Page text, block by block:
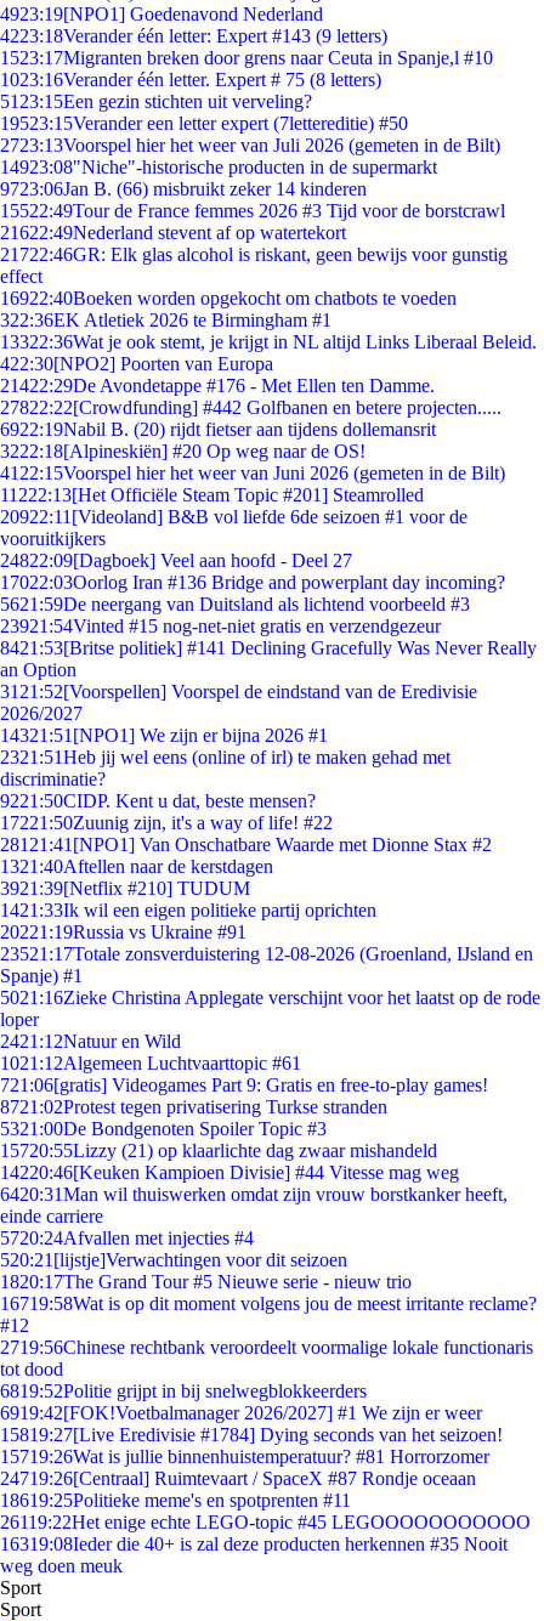
4923:19[NPO1] Goedenavond Nederland
4223:18Verander één letter: Expert #143 (9 letters)
1523:17Migranten breken door grens naar Ceuta in Spanje,l #10
1023:16Verander één letter. Expert # 75 (8 letters)
51 23:15Een gezin stichten uit verveling?
19523:15Verander een letter expert (7lettereditie) #50
2723:13Voorspel hier het weer van Juli 2026 (gemeten in de Bilt)
14923:08"Niche"-historische producten in de supermarkt
9723:06Jan B. (66) misbruikt zeker 14 kinderen
15522:49Tour de France femmes 2026 #3 Tijd voor de borstcrawl
21622:49Nederland stevent af op watertekort
21722:46GR: Elk glas alcohol is riskant, geen bewijs voor gunstig
effect
16922:40Boeken worden opgekocht om chatbots te voeden
322:36EK Atletiek 2026 te Birmingham #1
13322:36Wat je ook stemt, je krijgt in NL altijd Links Liberaal Beleid.
422:30[NPO2] Poorten van Europa
21422:29De Avondetappe #176 - Met Ellen ten Damme.
27822:22[Crowdfunding] #442 Golfbanen en betere projecten.....
6922:19Nabil B. (20) rijdt fietser aan tijdens dollemansrit
3222:18[Alpineskiën] #20 Op weg naar de OS!
41 22:15Voorspel hier het weer van Juni 2026 (gemeten in de Bilt)
11222:13[Het Officiële Steam Topic #201] Steamrolled
20922:11 [Videoland] B&B vol liefde 6de seizoen #1 voor de
vooruitkijkers
24822:09[Dagboek] Veel aan hoofd - Deel 27
17022:03Oorlog Iran #136 Bridge and powerplant day incoming?
5621:59De neergang van Duitsland als lichtend voorbeeld #3
23921:54Vinted #15 nog-net-niet gratis en verzendgezeur
8421:53[Britse politiek] #141 Declining Gracefully Was Never Really
an Option
31 21:52[Voorspellen] Voorspel de eindstand van de Eredivisie
2026/2027
14321:51 [NPO1] We zijn er bijna 2026 #1
2321:51Heb jij wel eens (online of irl) te maken gehad met
discriminatie?
9221:50CIDP. Kent u dat, beste mensen?
17221:50Zuunig zijn, it's a way of life! #22
281 21:41 [NPO1] Van Onschatbare Waarde met Dionne Stax #2
1321:40Aftellen naar de kerstdagen
3921:39[Netflix #210] TUDUM
1421:33Ik wil een eigen politieke partij oprichten
20221:19Russia vs Ukraine #91
23521:17Totale zonsverduistering 12-08-2026 (Groenland, IJsland en
Spanje) #1
5021:16Zieke Christina Applegate verschijnt voor het laatst op de rode
loper
2421:12Natuur en Wild
1021:12Algemeen Luchtvaarttopic #61
721:06[gratis] Videogames Part 9: Gratis en free-to-play games!
8721:02Protest tegen privatisering Turkse stranden
5321:00De Bondgenoten Spoiler Topic #3
15720:55Lizzy (21) op klaarlichte dag zwaar mishandeld
14220:46[Keuken Kampioen Divisie] #44 Vitesse mag weg
6420:31Man wil thuiswerken omdat zijn vrouw borstkanker heeft,
einde carriere
5720:24Afvallen met injecties #4
520:21 [lijstje]Verwachtingen voor dit seizoen
1820:17The Grand Tour #5 Nieuwe serie - nieuw trio
16719:58Wat is op dit moment volgens jou de meest irritante reclame?
#12
2719:56Chinese rechtbank veroordeelt voormalige lokale functionaris
tot dood
6819:52Politie grijpt in bij snelwegblokkeerders
6919:42[FOK!Voetbalmanager 2026/2027] #1 We zijn er weer
15819:27[Live Eredivisie #1784] Dying seconds van het seizoen!
15719:26Wat is jullie binnenhuistemperatuur? #81 Horrorzomer
24719:26[Centraal] Ruimtevaart / SpaceX #87 Rondje oceaan
18619:25Politieke meme's en spotprenten #11
26119:22Het enige echte LEGO-topic #45 LEGOOOOOOOOOOO
16319:08Ieder die 40+ is zal deze producten herkennen #35 Nooit
weg doen meuk
Sport
Sport